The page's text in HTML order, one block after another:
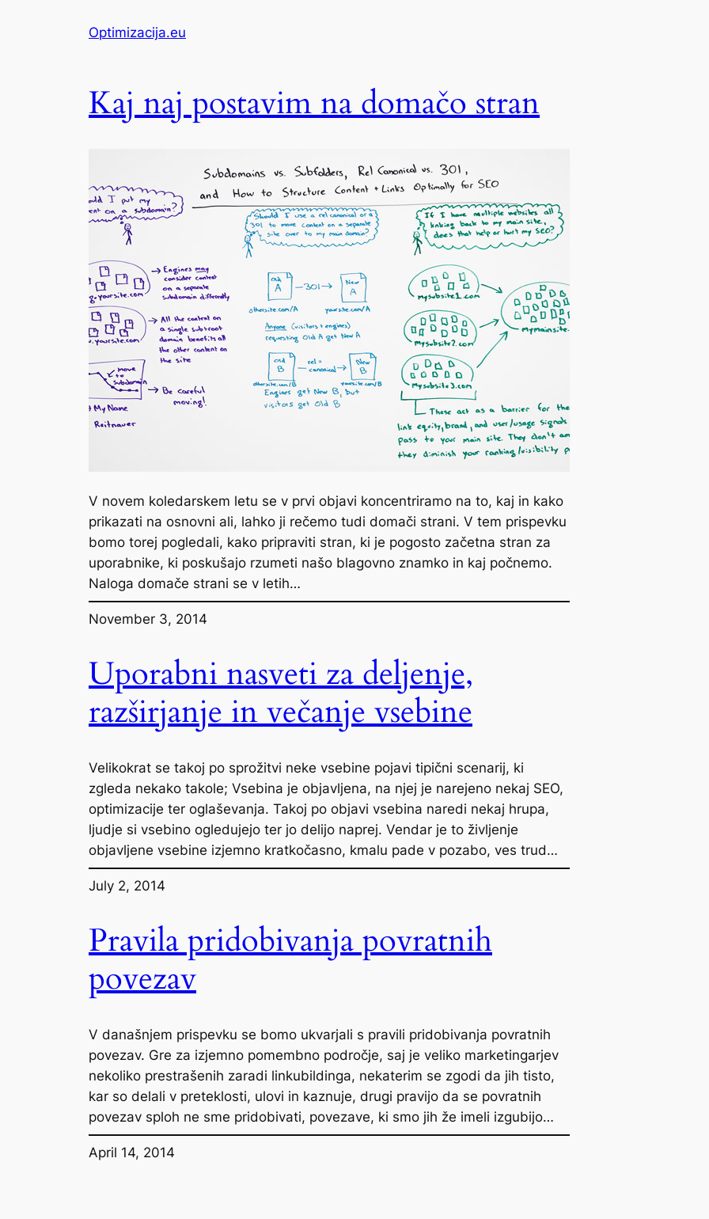
Optimizacija.eu
Kaj naj postavim na domačo stran
V novem koledarskem letu se v prvi objavi koncentriramo na to, kaj in kako
prikazati na osnovni ali, lahko ji rečemo tudi domači strani. V tem prispevku
bomo torej pogledali, kako pripraviti stran, ki je pogosto začetna stran za
uporabnike, ki poskušajo rzumeti našo blagovno znamko in kaj počnemo.
Naloga domače strani se v letih…
November 3, 2014
Uporabni nasveti za deljenje,
razširjanje in večanje vsebine
Velikokrat se takoj po sprožitvi neke vsebine pojavi tipični scenarij, ki
zgleda nekako takole; Vsebina je objavljena, na njej je narejeno nekaj SEO,
optimizacije ter oglaševanja. Takoj po objavi vsebina naredi nekaj hrupa,
ljudje si vsebino ogledujejo ter jo delijo naprej. Vendar je to življenje
objavljene vsebine izjemno kratkočasno, kmalu pade v pozabo, ves trud…
July 2, 2014
Pravila pridobivanja povratnih
povezav
V današnjem prispevku se bomo ukvarjali s pravili pridobivanja povratnih
povezav. Gre za izjemno pomembno področje, saj je veliko marketingarjev
nekoliko prestrašenih zaradi linkubildinga, nekaterim se zgodi da jih tisto,
kar so delali v preteklosti, ulovi in kaznuje, drugi pravijo da se povratnih
povezav sploh ne sme pridobivati, povezave, ki smo jih že imeli izgubijo…
April 14, 2014